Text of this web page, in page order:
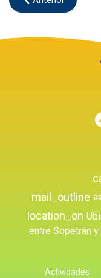
mail_outline
location_on
entre Sopetrán y
Actividades